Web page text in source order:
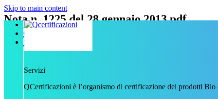
Skip to main content
Home
Chi Siamo
Servizi
Servizi
QCertificazioni è l’organismo di certificazione dei prodotti
Nota n. 1225 del 28 gennaio 2013.pdf
Scritto da
Precedente
QCertificazioni